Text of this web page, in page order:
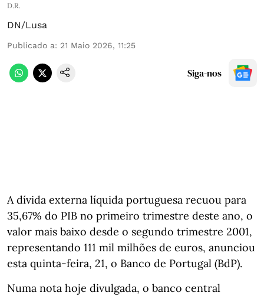
D.R.
DN/Lusa
Publicado a: 21 Maio 2026, 11:25
Siga-nos
A dívida externa líquida portuguesa recuou para
35,67% do PIB no primeiro trimestre deste ano, o
valor mais baixo desde o segundo trimestre 2001,
representando 111 mil milhões de euros, anunciou
esta quinta-feira, 21, o Banco de Portugal (BdP).
Numa nota hoje divulgada, o banco central